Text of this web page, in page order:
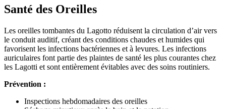
Santé des Oreilles
Les oreilles tombantes du Lagotto réduisent la circulation d’air vers
le conduit auditif, créant des conditions chaudes et humides qui
favorisent les infections bactériennes et à levures. Les infections
auriculaires font partie des plaintes de santé les plus courantes chez
les Lagotti et sont entièrement évitables avec des soins routiniers.
Prévention :
Inspections hebdomadaires des oreilles